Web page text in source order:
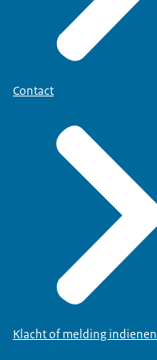
Contact
Klacht of melding indienen